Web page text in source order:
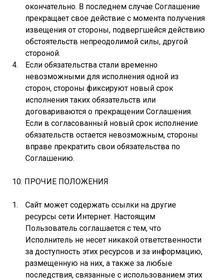
окончательно. В последнем случае Соглашение
прекращает свое действие с момента получения
извещения от стороны, подвергшейся действию
обстоятельств непреодолимой силы, другой
стороной.
Если обязательства стали временно
невозможными для исполнения одной из
сторон, стороны фиксируют новый срок
исполнения таких обязательств или
договариваются о прекращении Соглашения.
Если в согласованный новый срок исполнение
обязательств остается невозможным, стороны
вправе прекратить свои обязательства по
Соглашению.
10. ПРОЧИЕ ПОЛОЖЕНИЯ
Сайт может содержать ссылки на другие
ресурсы сети Интернет. Настоящим
Пользователь соглашается с тем, что
Исполнитель не несет никакой ответственности
за доступность этих ресурсов и за информацию,
размещенную на них, а также за любые
последствия, связанные с использованием этих